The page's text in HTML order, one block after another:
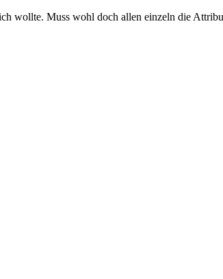
wollte. Muss wohl doch allen einzeln die